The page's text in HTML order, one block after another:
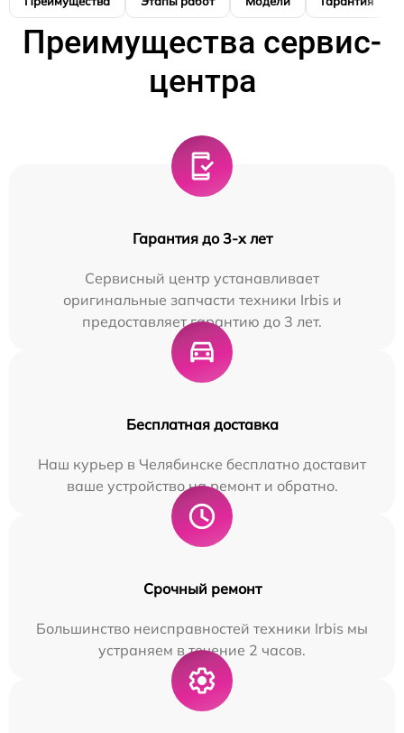
Преимущества сервис-
центра
Гарантия до 3-х лет
Сервисный центр устанавливает
оригинальные запчасти техники Irbis и
предоставляет гарантию до 3 лет.
Бесплатная доставка
Наш курьер в Челябинске бесплатно доставит
ваше устройство на ремонт и обратно.
Срочный ремонт
Большинство неисправностей техники Irbis мы
устраняем в течение 2 часов.